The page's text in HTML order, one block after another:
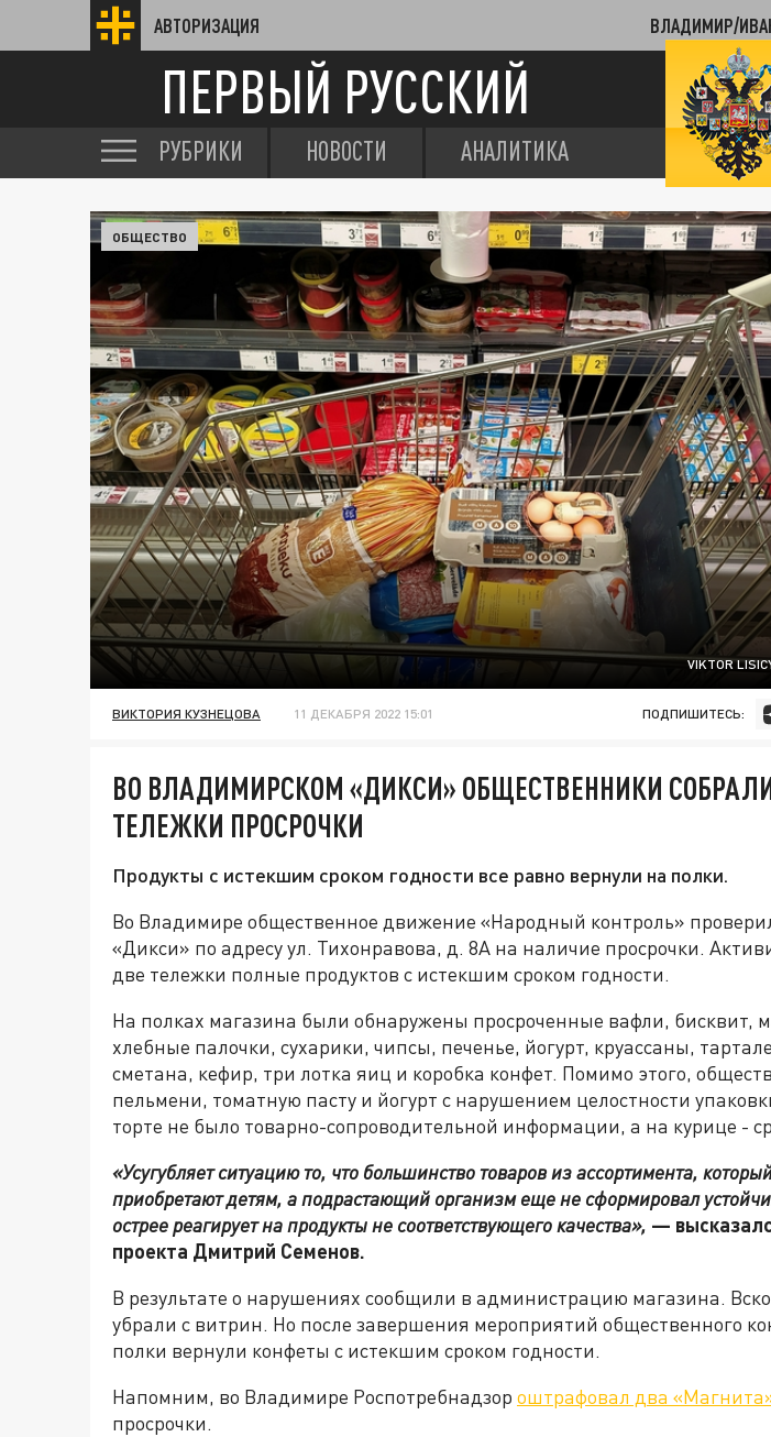
АВТОРИЗАЦИЯ ВЛАДИМИР/
ПЕРВЫЙ РУССКИЙ
РУБРИКИ НОВОСТИ АНАЛИТИКА
VIKTOR
ОБЩЕСТВО
ВИКТОРИЯ КУЗНЕЦОВА 11 ДЕКАБРЯ 2022 15:01 ПОДПИШИТЕСЬ:
ВО ВЛАДИМИРСКОМ «ДИКСИ» ОБЩЕСТВЕННИКИ
ТЕЛЕЖКИ ПРОСРОЧКИ
Продукты с истекшим сроком годности все равно вернули на полки.
Во Владимире общественное движение «Народный контроль»
«Дикси» по адресу ул. Тихонравова, д. 8А на наличие просрочки.
две тележки полные продуктов с истекшим сроком годности.
На полках магазина были обнаружены просроченные вафли, бисквит,
хлебные палочки, сухарики, чипсы, печенье, йогурт, круассаны,
сметана, кефир, три лотка яиц и коробка конфет. Помимо этого,
пельмени, томатную пасту и йогурт с нарушением целостности
торте не было товарно-сопроводительной информации, а на курице -
«Усугубляет ситуацию то, что большинство товаров из ассортимента,
приобретают детям, а подрастающий организм еще не сформировал
острее реагирует на продукты не соответствующего качества», —
проекта Дмитрий Семенов.
В результате о нарушениях сообщили в администрацию магазина.
убрали с витрин. Но после завершения мероприятий общественного
полки вернули конфеты с истекшим сроком годности.
Напомним, во Владимире Роспотребнадзор оштрафовал два
просрочки.